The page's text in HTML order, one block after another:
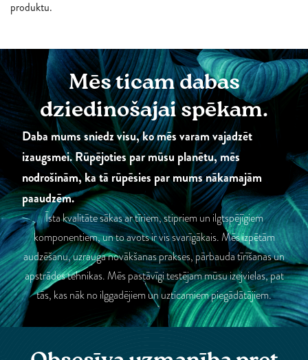
produktu.
Mēs ticam dabas
dziedinošajai spēkam.
Daba mums sniedz visu, ko mēs varam vajadzēt
izaugsmei. Rūpējoties par mūsu planētu, mēs
nodrošinām, ka tā rūpēsies par mums nākamajām
paaudzēm.
Īsta kvalitāte sākas ar tīriem, stipriem un ilgtspējīgiem
komponentiem, un to avots ir vis svarīgākais. Mēs izpētām
audzēšanu, uzrauga novākšanas prakses, pārbauda tīrīšanas un
apstrādes tehnikas. Mēs pastāvīgi testējam mūsu izejvielas, pat
tās, kas nāk no ilggadējiem un uzticamiem piegādātājiem.